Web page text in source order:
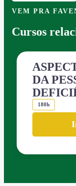
VEM PRA
Cursos
DA
180h